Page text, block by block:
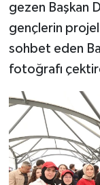
gezen Başkan
gençlerin
sohbet eden
fotoğrafı